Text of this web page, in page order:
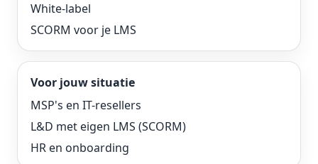
White-label
SCORM voor je LMS
Voor jouw situatie
MSP's en IT-resellers
L&D met eigen LMS (SCORM)
HR en onboarding